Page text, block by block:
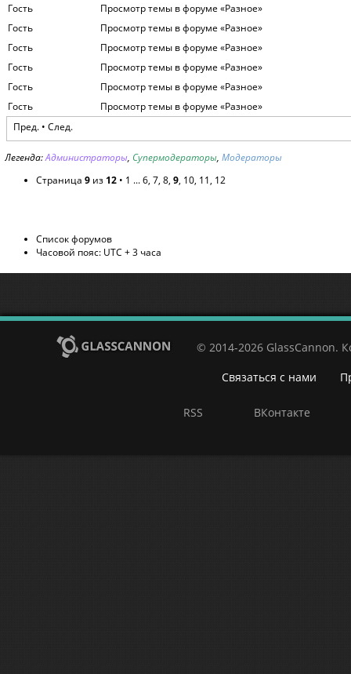
Гость
Просмотр темы в форуме «Разное»
Гость
Просмотр темы в форуме «Разное»
Гость
Просмотр темы в форуме «Разное»
Гость
Просмотр темы в форуме «Разное»
Гость
Просмотр темы в форуме «Разное»
Гость
Просмотр темы в форуме «Разное»
Пред.• След.
Легенда:Администраторы, Супермодераторы, Модераторы
Страница 9 из 12 • 1 ...6, 7, 8, 9, 10, 11, 12
Список форумов
Часовой пояс: UTC + 3 часа
© 2014-2026 GlassCannon.
Связаться с нами
RSS ВКонтакте